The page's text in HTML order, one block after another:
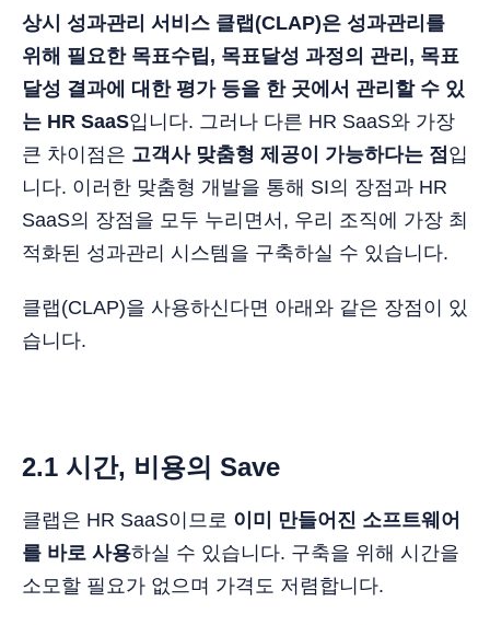
상시 성과관리 서비스 클랩(CLAP)은 성과관리를
위해 필요한 목표수립, 목표달성 과정의 관리, 목표
달성 결과에 대한 평가 등을 한 곳에서 관리할 수 있
는 HR SaaS입니다. 그러나 다른 HR SaaS와 가장
큰 차이점은 고객사 맞춤형 제공이 가능하다는 점 입
니다. 이러한 맞춤형 개발을 통해 SI의 장점과 HR
SaaS의 장점을 모두 누리면서, 우리 조직에 가장 최
적화된 성과관리 시스템을 구축하실 수 있습니다.
클랩(CLAP)을 사용하신다면 아래와 같은 장점이 있
습니다.
2.1 시간, 비용의 Save
클랩은 HR SaaS이므로 이미 만들어진 소프트웨어
를 바로 사용하실 수 있습니다. 구축을 위해 시간을
소모할 필요가 없으며 가격도 저렴합니다.